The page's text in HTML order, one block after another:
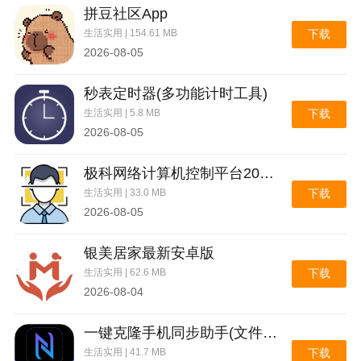
更新日志
5.4.2版本更新日志:
1.书架支撑书籍顶部，优化操作体验
2.本地图书上传支持doc/docx格式
3.优化本地PDF图书的阅读体验
拼豆社区App
生活实用 | 154.61 MB
2026-08-05
下载
秒表定时器(多功能计时工具)
生活实用 | 5.8 MB
2026-08-05
下载
极科网络计算机控制平台2026官方最新版本
生活实用 | 33.0 MB
2026-08-05
下载
银美居家最新安卓版
生活实用 | 62.6 MB
2026-08-04
下载
一键克隆手机同步助手(文件极速互传)
生活实用 | 41.7 MB 下载